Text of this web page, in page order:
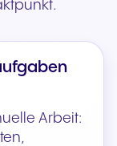
Arbeit: